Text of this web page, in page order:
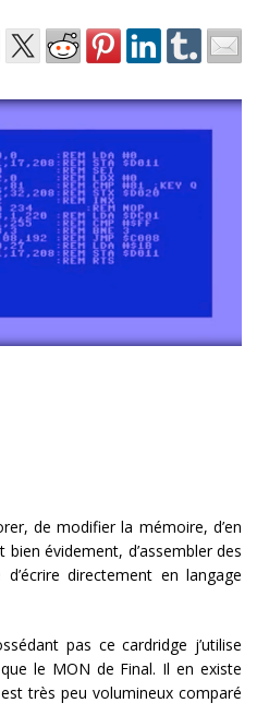
de modifier la mémoire, d’en
évidement, d’assembler des
directement en langage
pas ce cardridge j’utilise
le MON de Final. Il en existe
très peu volumineux comparé